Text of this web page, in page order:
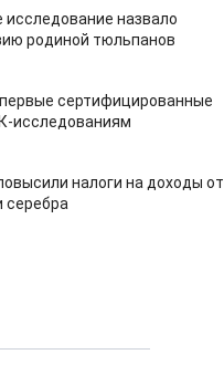
назвало
родиной тюльпанов
сертифицированные
исследованиям
налоги на доходы от
серебра